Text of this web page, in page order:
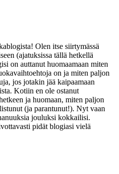
Olen itse siirtymässä
(ajatuksissa tällä hetkellä
on auttanut huomaamaan miten
on ja miten paljon
jos jotakin jää kaipaamaan
Kotiin en ole ostanut
ja huomaan, miten paljon
(ja parantunut!). Nyt vaan
jouluksi kokkailisi.
pidät blogiasi vielä